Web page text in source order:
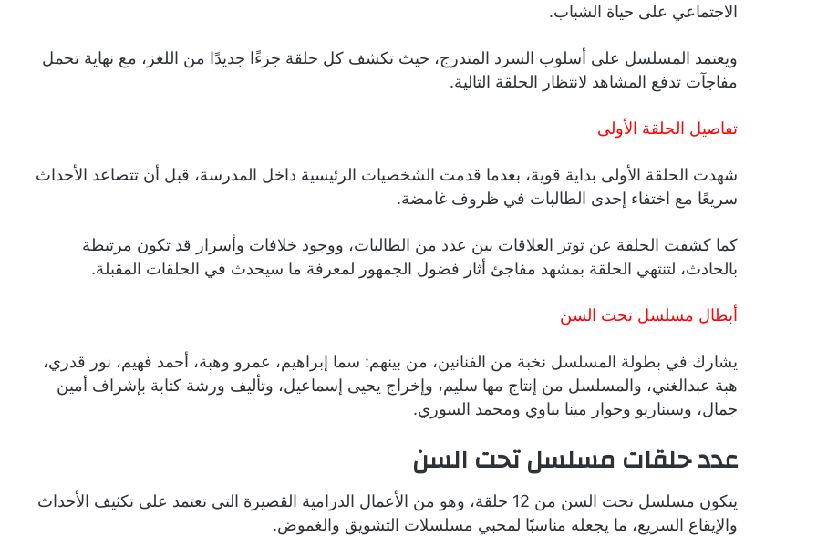
الاجتماعي على حياة الشباب.
ويعتمد المسلسل على أسلوب السرد المتدرج، حيث تكشف كل حلقة جزءًا جديدًا من اللغز، مع نهاية تحمل
مفاجآت تدفع المشاهد لانتظار الحلقة التالية.
تفاصيل الحلقة الأولى
شهدت الحلقة الأولى بداية قوية، بعدما قدمت الشخصيات الرئيسية داخل المدرسة، قبل أن تتصاعد الأحداث
سريعًا مع اختفاء إحدى الطالبات في ظروف غامضة.
كما كشفت الحلقة عن توتر العلاقات بين عدد من الطالبات، ووجود خلافات وأسرار قد تكون مرتبطة
بالحادث، لتنتهي الحلقة بمشهد مفاجئ أثار فضول الجمهور لمعرفة ما سيحدث في الحلقات المقبلة.
أبطال مسلسل تحت السن
يشارك في بطولة المسلسل نخبة من الفنانين، من بينهم: سما إبراهيم، عمرو وهبة، أحمد فهيم، نور قدري،
هبة عبدالغني، والمسلسل من إنتاج مها سليم، وإخراج يحيى إسماعيل، وتأليف ورشة كتابة بإشراف أمين
جمال، وسيناريو وحوار مينا بباوي ومحمد السوري.
عدد حلقات مسلسل تحت السن
يتكون مسلسل تحت السن من 12 حلقة، وهو من الأعمال الدرامية القصيرة التي تعتمد على تكثيف الأحداث
والإيقاع السريع، ما يجعله مناسبًا لمحبي مسلسلات التشويق والغموض.